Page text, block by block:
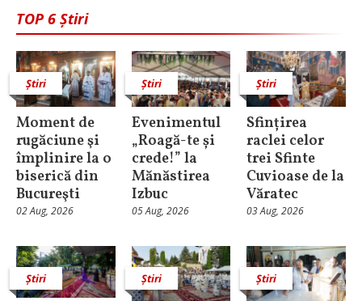
TOP 6 Știri
Știri
Moment de
rugăciune şi
împlinire la o
biserică din
Bucureşti
02 Aug, 2026
Știri
Evenimentul
„Roagă-te și
crede!” la
Mănăstirea
Izbuc
05 Aug, 2026
Știri
Sfințirea
raclei celor
trei Sfinte
Cuvioase de la
Văratec
03 Aug, 2026
Știri Știri Știri